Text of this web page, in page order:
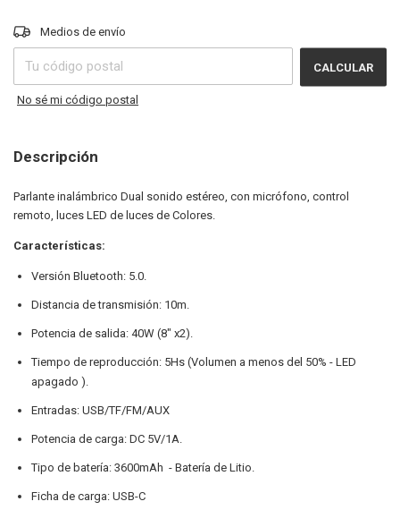
Entregas para el CP:
Medios de envío
CALCULAR
No sé mi código postal
Descripción
Parlante inalámbrico Dual sonido estéreo, con micrófono, control
remoto, luces LED de luces de Colores.
Características:
Versión Bluetooth: 5.0.
Distancia de transmisión: 10m.
Potencia de salida: 40W (8" x2).
Tiempo de reproducción: 5Hs (Volumen a menos del 50% - LED
apagado ).
Entradas: USB/TF/FM/AUX
Potencia de carga: DC 5V/1A.
Tipo de batería: 3600mAh - Batería de Litio.
Ficha de carga: USB-C